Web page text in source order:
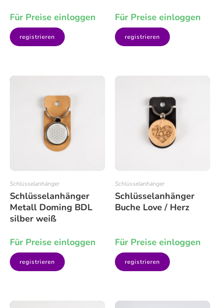
Für Preise einloggen
registrieren
Für Preise einloggen
registrieren
Schlüsselanhänger
Schlüsselanhänger
Metall Doming BDL
silber weiß
Für Preise einloggen
registrieren
Schlüsselanhänger
Schlüsselanhänger
Buche Love / Herz
Für Preise einloggen
registrieren